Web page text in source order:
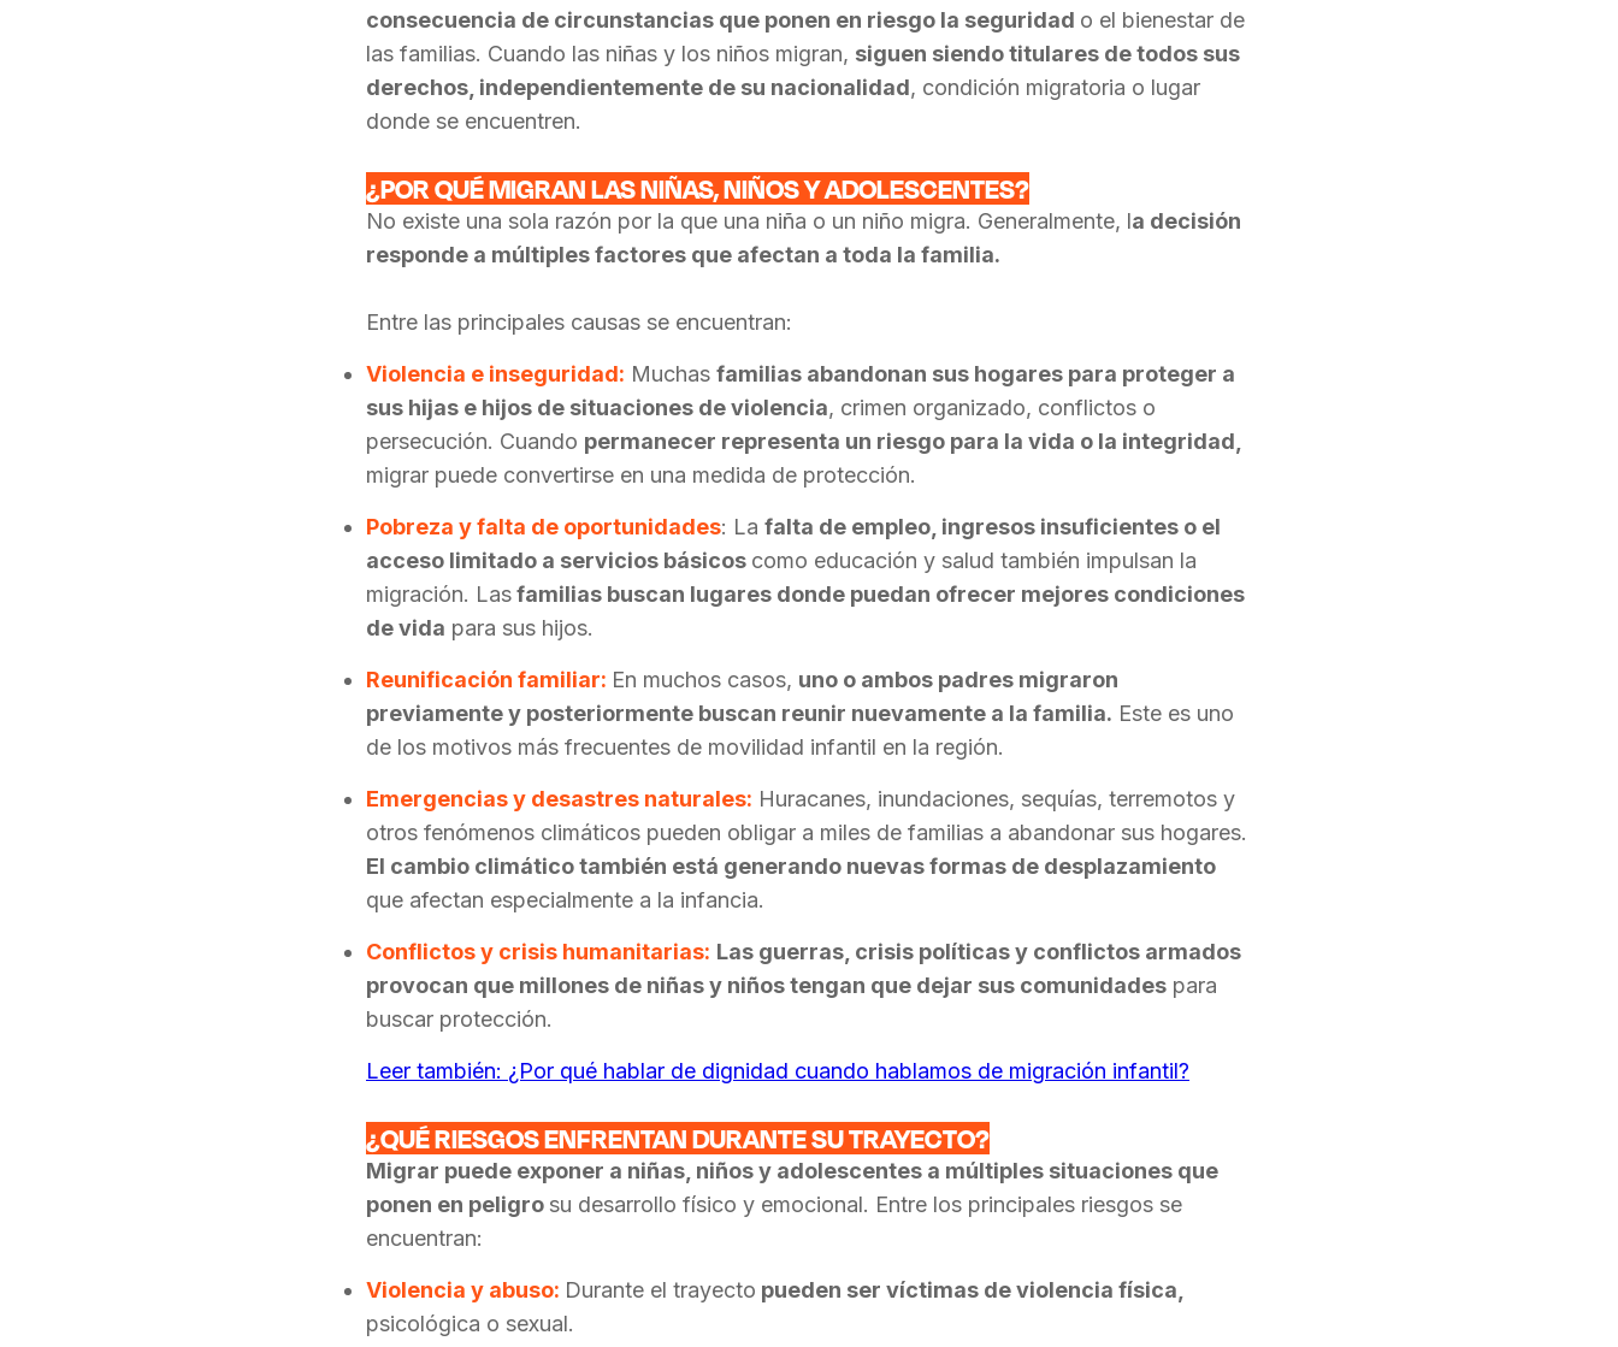
consecuencia de circunstancias que ponen en riesgo la seguridad o el bienestar de
las familias. Cuando las niñas y los niños migran, siguen siendo titulares de todos sus
derechos, independientemente de su nacionalidad, condición migratoria o lugar
donde se encuentren.
¿POR QUÉ MIGRAN LAS NIÑAS, NIÑOS Y ADOLESCENTES?
No existe una sola razón por la que una niña o un niño migra. Generalmente, la decisión
responde a múltiples factores que afectan a toda la familia.
Entre las principales causas se encuentran:
Violencia e inseguridad: Muchas familias abandonan sus hogares para proteger a
sus hijas e hijos de situaciones de violencia, crimen organizado, conflictos o
persecución. Cuando permanecer representa un riesgo para la vida o la integridad,
migrar puede convertirse en una medida de protección.
Pobreza y falta de oportunidades: La falta de empleo, ingresos insuficientes o el
acceso limitado a servicios básicos como educación y salud también impulsan la
migración. Lasfamilias buscan lugares donde puedan ofrecer mejores condiciones
de vida para sus hijos.
Reunificación familiar: En muchos casos, uno o ambos padres migraron
previamente y posteriormente buscan reunir nuevamente a la familia. Este es uno
de los motivos más frecuentes de movilidad infantil en la región.
Emergencias y desastres naturales: Huracanes, inundaciones, sequías, terremotos y
otros fenómenos climáticos pueden obligar a miles de familias a abandonar sus hogares.
El cambio climático también está generando nuevas formas de desplazamiento
que afectan especialmente a la infancia.
Conflictos y crisis humanitarias: Las guerras, crisis políticas y conflictos armados
provocan que millones de niñas y niños tengan que dejar sus comunidades para
buscar protección.
Leer también: ¿Por qué hablar de dignidad cuando hablamos de migración infantil?
¿QUÉ RIESGOS ENFRENTAN DURANTE SU TRAYECTO?
Migrar puede exponer a niñas, niños y adolescentes a múltiples situaciones que
ponen en peligro su desarrollo físico y emocional. Entre los principales riesgos se
encuentran:
Violencia y abuso: Durante el trayecto pueden ser víctimas de violencia física,
psicológica o sexual.